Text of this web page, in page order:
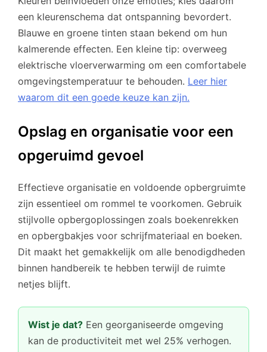
een kleurenschema dat ontspanning bevordert.
Blauwe en groene tinten staan bekend om hun
kalmerende effecten. Een kleine tip: overweeg
elektrische vloerverwarming om een comfortabele
omgevingstemperatuur te behouden. Leer hier
waarom dit een goede keuze kan zijn.
Opslag en organisatie voor een
opgeruimd gevoel
Effectieve organisatie en voldoende opbergruimte
zijn essentieel om rommel te voorkomen. Gebruik
stijlvolle opbergoplossingen zoals boekenrekken
en opbergbakjes voor schrijfmateriaal en boeken.
Dit maakt het gemakkelijk om alle benodigdheden
binnen handbereik te hebben terwijl de ruimte
netjes blijft.
Wist je dat? Een georganiseerde omgeving
kan de productiviteit met wel 25% verhogen.